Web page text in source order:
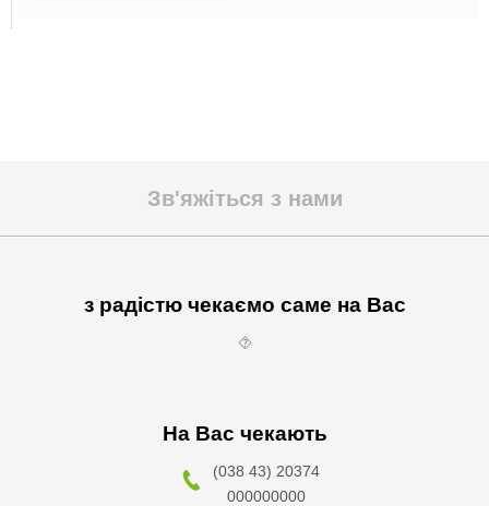
Зв'яжіться з нами
з радістю чекаємо саме на Вас
⯑
На Вас чекають
(038 43) 20374
000000000